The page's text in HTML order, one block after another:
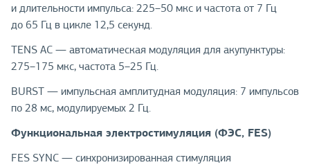
и длительности импульса: 225–50 мкс и частота от 7 Гц
до 65 Гц в цикле 12,5 секунд.
TENS AC — автоматическая модуляция для акупунктуры:
275–175 мкс, частота 5–25 Гц.
BURST — импульсная амплитудная модуляция: 7 импульсов
по 28 мс, модулируемых 2 Гц.
Функциональная электростимуляция (ФЭС, FES)
FES SYNC — синхронизированная стимуляция